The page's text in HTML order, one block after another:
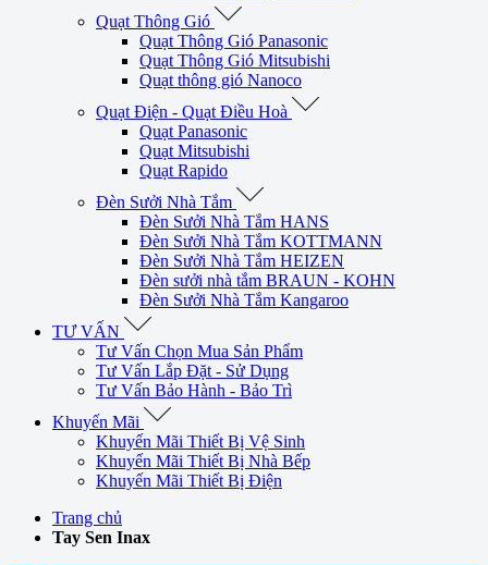
Quạt Thông Gió
Quạt Thông Gió Panasonic
Quạt Thông Gió Mitsubishi
Quạt thông gió Nanoco
Quạt Điện - Quạt Điều Hoà
Quạt Panasonic
Quạt Mitsubishi
Quạt Rapido
Đèn Sưởi Nhà Tắm
Đèn Sưởi Nhà Tắm HANS
Đèn Sưởi Nhà Tắm KOTTMANN
Đèn Sưởi Nhà Tắm HEIZEN
Đèn sưởi nhà tắm BRAUN - KOHN
Đèn Sưởi Nhà Tắm Kangaroo
TƯ VẤN
Tư Vấn Chọn Mua Sản Phẩm
Tư Vấn Lắp Đặt - Sử Dụng
Tư Vấn Bảo Hành - Bảo Trì
Khuyến Mãi
Khuyến Mãi Thiết Bị Vệ Sinh
Khuyến Mãi Thiết Bị Nhà Bếp
Khuyến Mãi Thiết Bị Điện
Trang chủ
Tay Sen Inax